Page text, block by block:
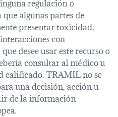
algunas partes de
presentar toxicidad,
con
desee usar este recurso o
consultar al médico u
calificado. TRAMIL no se
una decisión, acción u
de la información